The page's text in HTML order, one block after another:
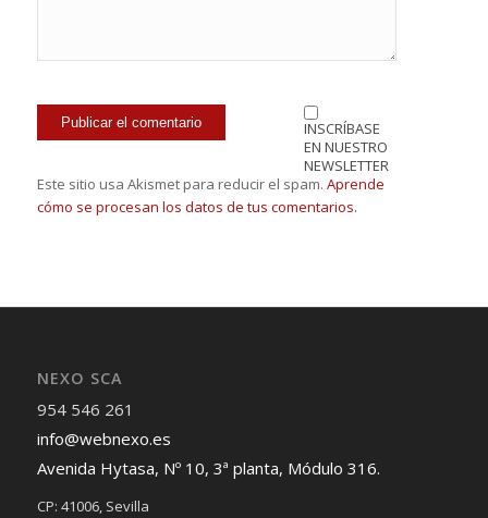
INSCRÍBASE
EN NUESTRO
NEWSLETTER
Este sitio usa Akismet para reducir el spam. Aprende
cómo se procesan los datos de tus comentarios.
NEXO SCA
954 546 261
info@webnexo.es
Avenida Hytasa, Nº 10, 3ª planta, Módulo 316.
CP: 41006, Sevilla